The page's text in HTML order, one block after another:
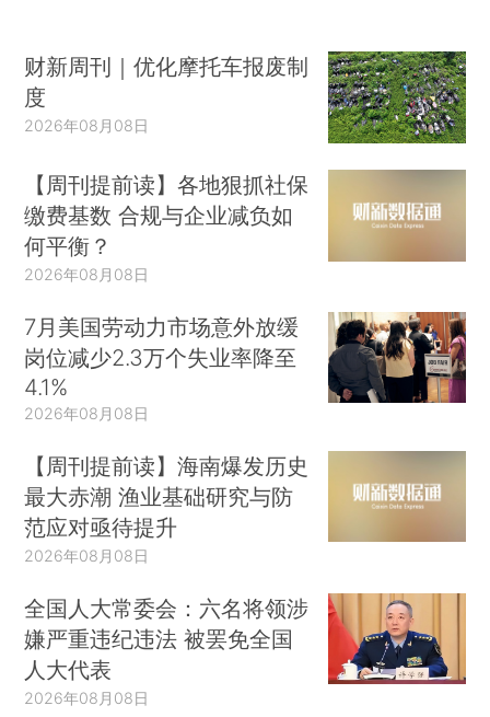
财新周刊｜优化摩托车报废制
度
2026年08月08日
【周刊提前读】各地狠抓社保
缴费基数 合规与企业减负如
何平衡？
2026年08月08日
7月美国劳动力市场意外放缓
岗位减少2.3万个失业率降至
4.1%
2026年08月08日
【周刊提前读】海南爆发历史
最大赤潮 渔业基础研究与防
范应对亟待提升
2026年08月08日
全国人大常委会：六名将领涉
嫌严重违纪违法 被罢免全国
人大代表
2026年08月08日